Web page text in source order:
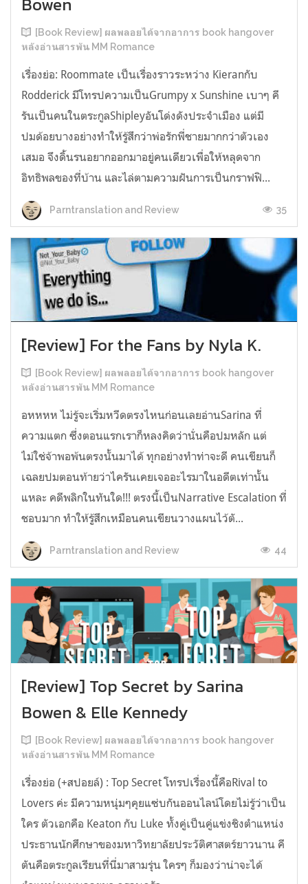
[Book Review] ผลพลอยได้จากอาการ book hangover
หลังอ่านสารพัน MM Romance
เรื่องย่อ: Roommate เป็นเรื่องราวระหว่าง Kieranกับ
Rodderick มีโทรปความเป็นGrumpy x Sunshine เบาๆ คี
รันเป็นคนในตระกูลShipleyอันโด่งดังประจำเมือง แต่มี
ปมด้อยบางอย่างทำให้รู้สึกว่าพ่อรักพี่ชายมากกว่าตัวเอง
เสมอ จึงดิ้นรนอยากออกมาอยู่คนเดียวเพื่อให้หลุดจาก
อิทธิพลของที่บ้าน และไล่ตามความฝันการเป็นกราฟฟิ...
Parntranslation and Review 35
[Review] For the Fans by Nyla K.
[Book Review] ผลพลอยได้จากอาการ book hangover
หลังอ่านสารพัน MM Romance
อหหหห ไม่รู้จะเริ่มหวีดตรงไหนก่อนเลยอ่านSarina ที่
ความแตก ซึ่งตอนแรกเราก็หลงคิดว่านั่นคือปมหลัก แต่
ไม่ใช่จ้าพอพ้นตรงนั้นมาได้ ทุกอย่างทำท่าจะดี คนเขียนก็
เฉลยปมตอนท้ายว่าไครันเคยเจออะไรมาในอดีตเท่านั้น
แหละ คดีพลิกในทันใด!!! ตรงนี้เป็นNarrative Escalation ที่
ชอบมาก ทำให้รู้สึกเหมือนคนเขียนวางแผนไว้ตั...
Parntranslation and Review 44
[Review] Top Secret by Sarina
Bowen & Elle Kennedy
[Book Review] ผลพลอยได้จากอาการ book hangover
หลังอ่านสารพัน MM Romance
เรื่องย่อ (+สปอยล์) : Top Secret โทรปเรื่องนี้คือRival to
Lovers ค่ะ มีความหนุ่มๆคุยแซ่บกันออนไลน์โดยไม่รู้ว่าเป็น
ใคร ตัวเอกคือ Keaton กับ Luke ทั้งคู่เป็นคู่แข่งชิงตำแหน่ง
ประธานนักศึกษาของมหาวิทยาลัยประวัติศาสตร์ยาวนาน คี
ตันคือตระกูลเรียนที่นี่มาสามรุ่น ใครๆ ก็มองว่าน่าจะได้